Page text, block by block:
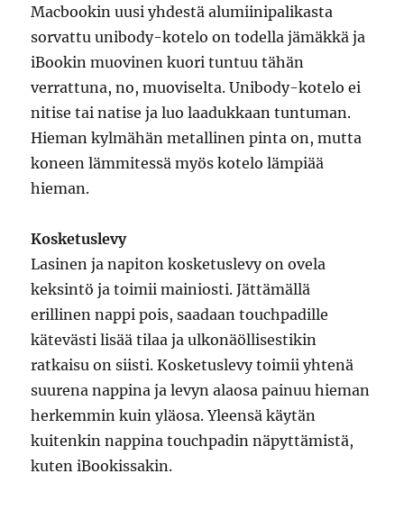
Macbookin uusi yhdestä alumiinipalikasta
sorvattu unibody-kotelo on todella jämäkkä ja
iBookin muovinen kuori tuntuu tähän
verrattuna, no, muoviselta. Unibody-kotelo ei
nitise tai natise ja luo laadukkaan tuntuman.
Hieman kylmähän metallinen pinta on, mutta
koneen lämmitessä myös kotelo lämpiää
hieman.
Kosketuslevy
Lasinen ja napiton kosketuslevy on ovela
keksintö ja toimii mainiosti. Jättämällä
erillinen nappi pois, saadaan touchpadille
kätevästi lisää tilaa ja ulkonäöllisestikin
ratkaisu on siisti. Kosketuslevy toimii yhtenä
suurena nappina ja levyn alaosa painuu hieman
herkemmin kuin yläosa. Yleensä käytän
kuitenkin nappina touchpadin näpyttämistä,
kuten iBookissakin.